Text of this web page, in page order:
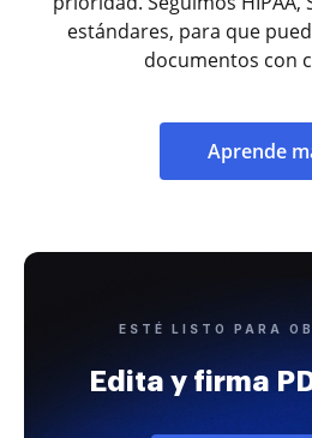
estándares, para que
documentos con
Aprende
ESTÉ LISTO PARA
Edita y firma